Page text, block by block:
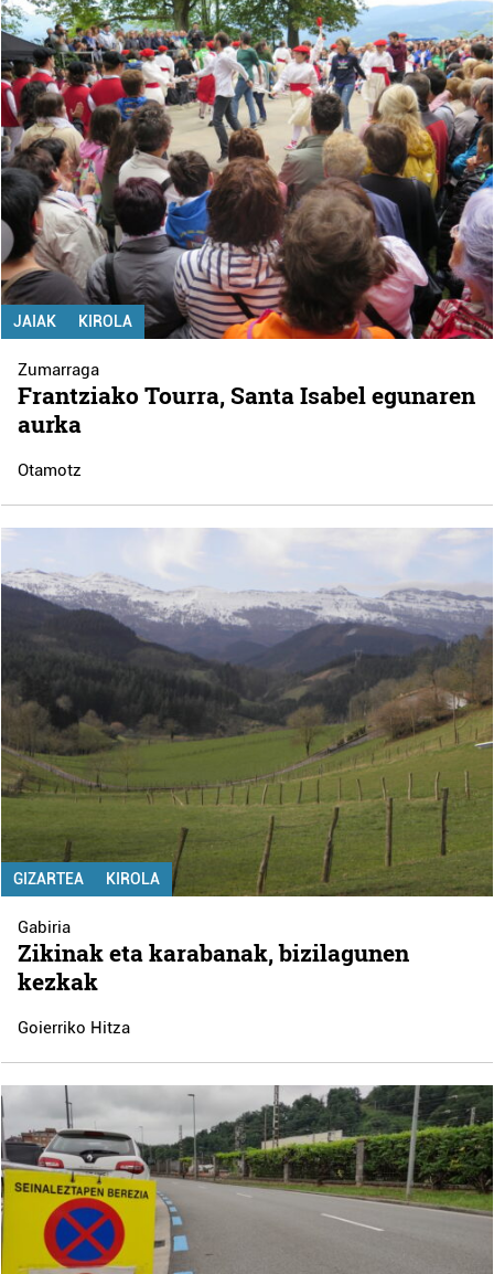
JAIAK KIROLA
Zumarraga
Frantziako Tourra, Santa Isabel egunaren
aurka
Otamotz
GIZARTEA KIROLA
Gabiria
Zikinak eta karabanak, bizilagunen
kezkak
Goierriko Hitza